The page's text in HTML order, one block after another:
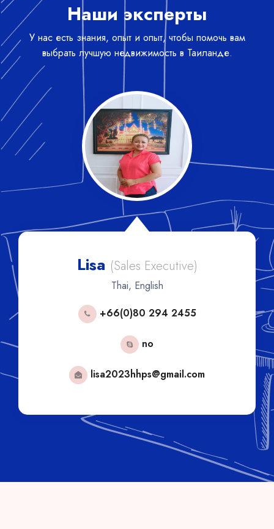
Наши эксперты
У нас есть знания, опыт и опыт, чтобы помочь вам
выбрать лучшую недвижимость в Таиланде.
2455
Tong (Sales
Thai, English
+ 66 80 450